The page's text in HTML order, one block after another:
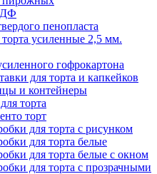
пенопласта
усиленные 2,5 мм.
гофрокартона
для торта и капкейков
и контейнеры
торта
торт
для торта с рисунком
для торта белые
для торта белые с окном
для торта с прозрачными